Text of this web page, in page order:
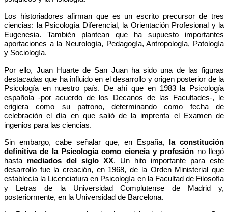
Los historiadores afirman que es un escrito precursor de tres
ciencias: la Psicología Diferencial, la Orientación Profesional y la
Eugenesia. También plantean que ha supuesto importantes
aportaciones a la Neurología, Pedagogía, Antropología, Patología
y Sociología.
Por ello, Juan Huarte de San Juan ha sido una de las figuras
destacadas que ha influido en el desarrollo y origen posterior de la
Psicología en nuestro país. De ahí que en 1983 la Psicología
española -por acuerdo de los Decanos de las Facultades-, le
erigiera como su patrono, determinando como fecha de
celebración el día en que salió de la imprenta el Examen de
ingenios para las ciencias.
Sin embargo, cabe señalar que, en España,
la constitución
definitiva de la Psicología como ciencia y profesión no llegó
hasta mediados del siglo XX. Un hito importante para este
desarrollo fue la creación, en 1968, de la Orden Ministerial que
establecía la Licenciatura en Psicología en la Facultad de Filosofía
y Letras de la Universidad Complutense de Madrid y,
posteriormente, en la Universidad de Barcelona.